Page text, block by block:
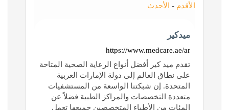
الأقدم - الأحدث
ميدكير
https://www.medcare.ae/ar
تقدم ميد كير أفضل أنواع الرعاية الصحية المتاحة
على نطاق العالم إلى دولة الإمارات العربية
المتحدة. إن شبكتنا الواسعة من المستشفيات
متعددة التخصصات والمراكز الطبية فضلاً عن
المئات من الأطباء المتخصصين جميعها تعمل